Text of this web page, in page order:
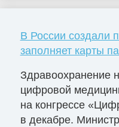
В России создали
заполняет карты
Здравоохранение
цифровой
на конгрессе
в декабре.